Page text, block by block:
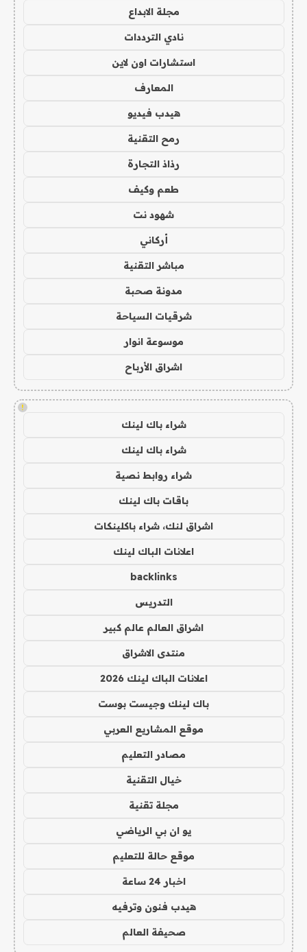
مجلة الابداع
نادي الترددات
استشارات اون لاين
المعارف
هيدب فيديو
رمح التقنية
رذاذ التجارة
طعم وكيف
شهود نت
أركاني
مباشر التقنية
مدونة صحبة
شرقيات السياحة
موسوعة انوار
اشراق الأرباح
!
شراء باك لينك
شراء باك لينك
شراء روابط نصية
باقات باك لينك
اشراق لنك، شراء باكلينكات
اعلانات الباك لينك
backlinks
التدريس
اشراق العالم عالم كبير
منتدى الاشراق
اعلانات الباك لينك 2026
باك لينك وجيست بوست
موقع المشاريع العربي
مصادر التعليم
خيال التقنية
مجلة تقنية
يو ان بي الرياضي
موقع حالة للتعليم
اخبار 24 ساعة
هيدب فنون وترفيه
صحيفة العالم